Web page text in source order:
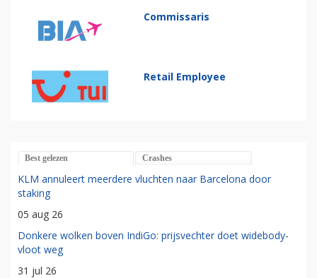
Commissaris
Retail Employee
Best gelezen Crashes
KLM annuleert meerdere vluchten naar Barcelona door
staking
05 aug 26
Donkere wolken boven IndiGo: prijsvechter doet widebody-
vloot weg
31 jul 26